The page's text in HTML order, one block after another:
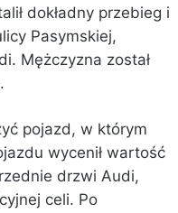
dokładny przebieg i
Pasymskiej,
Mężczyzna został
pojazd, w którym
wycenił wartość
drzwi Audi,
celi. Po